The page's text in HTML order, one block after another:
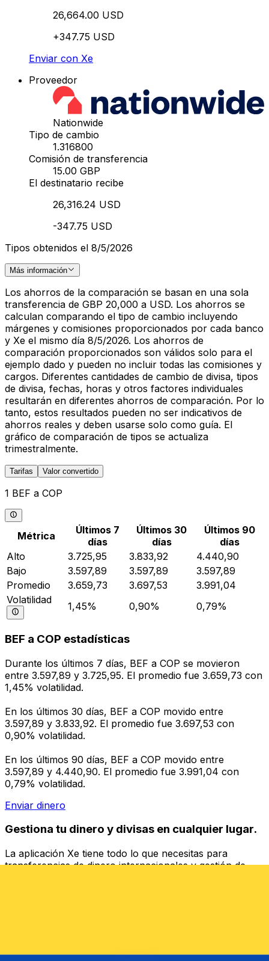
26,664.00 USD
+347.75 USD
Enviar con Xe
Proveedor
Nationwide
Tipo de cambio
1.316800
Comisión de transferencia
15.00 GBP
El destinatario recibe
26,316.24 USD
-347.75 USD
Tipos obtenidos el 8/5/2026
Más información
Los ahorros de la comparación se basan en una sola
transferencia de GBP 20,000 a USD. Los ahorros se
calculan comparando el tipo de cambio incluyendo
márgenes y comisiones proporcionados por cada banco
y Xe el mismo día 8/5/2026. Los ahorros de
comparación proporcionados son válidos solo para el
ejemplo dado y pueden no incluir todas las comisiones y
cargos. Diferentes cantidades de cambio de divisa, tipos
de divisa, fechas, horas y otros factores individuales
resultarán en diferentes ahorros de comparación. Por lo
tanto, estos resultados pueden no ser indicativos de
ahorros reales y deben usarse solo como guía. El
gráfico de comparación de tipos se actualiza
trimestralmente.
Tarifas Valor convertido
1 BEF a COP
Métrica
Últimos 7
días
Últimos 30
días
Últimos 90
días
Alto
3.725,95 3.833,92
4.440,90
Bajo
3.597,89 3.597,89
3.597,89
Promedio
3.659,73 3.697,53
3.991,04
Volatilidad
1,45% 0,90% 0,79%
BEF a COP estadísticas
Durante los últimos 7 días, BEF a COP se movieron
entre 3.597,89 y 3.725,95. El promedio fue 3.659,73 con
1,45% volatilidad.
En los últimos 30 días, BEF a COP movido entre
3.597,89 y 3.833,92. El promedio fue 3.697,53 con
0,90% volatilidad.
En los últimos 90 días, BEF a COP movido entre
3.597,89 y 4.440,90. El promedio fue 3.991,04 con
0,79% volatilidad.
Enviar dinero
Gestiona tu dinero y divisas en cualquier lugar.
La aplicación Xe tiene todo lo que necesitas para
transferencias de dinero internacionales y gestión de